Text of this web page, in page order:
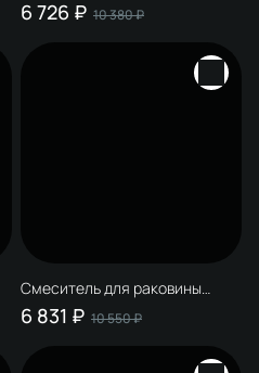
матовый черный, матовое
6 726 ₽ 10 380 ₽
Смеситель для раковины
STWORKI Аулум S06010CR +
донный клапан SD-001CR хром
6 831 ₽ 10 550 ₽